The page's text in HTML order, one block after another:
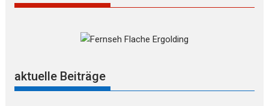
aktuelle Beiträge